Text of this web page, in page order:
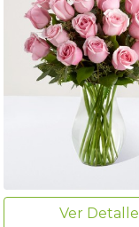
Ver Detalle